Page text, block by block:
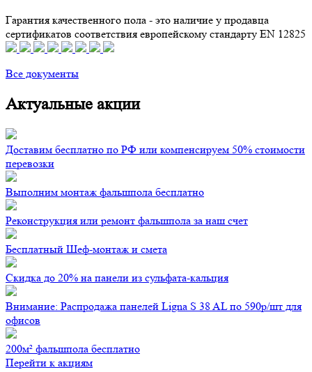
Гарантия качественного пола - это наличие у продавца
сертификатов соответствия европейскому стандарту EN 12825
Все документы
Актуальные акции
Доставим бесплатно по РФ или компенсируем 50% стоимости
перевозки
Выполним монтаж фальшпола бесплатно
Реконструкция или ремонт фальшпола за наш счет
Бесплатный Шеф-монтаж и смета
Скидка до 20% на панели из сульфата-кальция
Внимание: Распродажа панелей Ligna S 38 AL по 590р/шт для
офисов
200м² фальшпола бесплатно
Перейти к акциям